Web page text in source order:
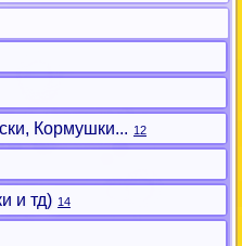
Кормушки... 12
и тд) 14